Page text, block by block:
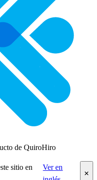
de QuiroHiro
sitio en
Ver en
✕